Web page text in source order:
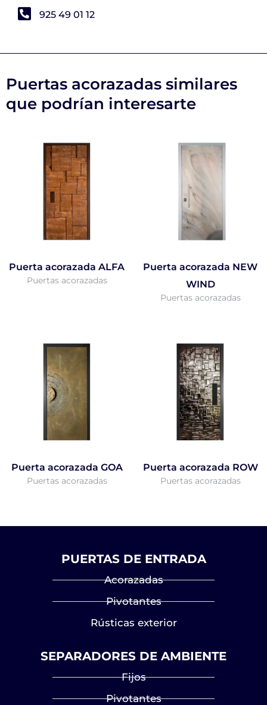
925 49 01 12
Puertas acorazadas similares
que podrían interesarte
Puerta acorazada ALFA
Puertas acorazadas
Puerta acorazada NEW
WIND
Puertas acorazadas
Puerta acorazada GOA
Puertas acorazadas
Puerta acorazada ROW
Puertas acorazadas
PUERTAS DE ENTRADA
Acorazadas
Pivotantes
Rústicas exterior
SEPARADORES DE AMBIENTE
Fijos
Pivotantes